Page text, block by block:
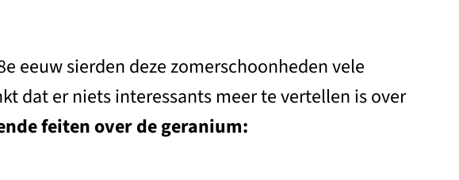
eeuw sierden deze zomerschoonheden vele
dat er niets interessants meer te vertellen is over
feiten over de geranium: